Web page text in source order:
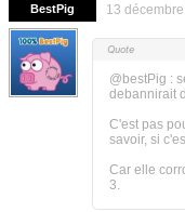
BestPig 13
@bestPig :
debannirait
C'est pas
savoir, si
Car elle
3.